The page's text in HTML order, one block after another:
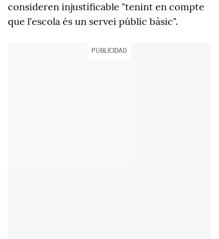
consideren injustificable "tenint en compte
que l'escola és un servei públic bàsic".
PUBLICIDAD